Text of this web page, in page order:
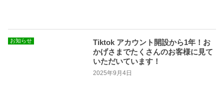
お知らせ
Tiktok アカウント開設から1年！お
かげさまでたくさんのお客様に見て
いただいています！
2025年9月4日